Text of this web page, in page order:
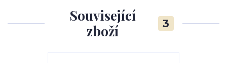
Související
zboží
3